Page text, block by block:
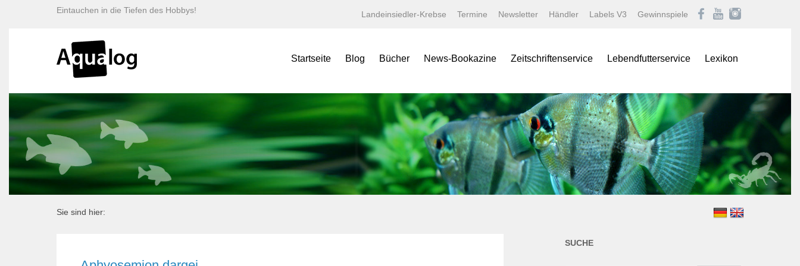
Eintauchen in die Tiefen des Hobbys! Landeinsiedler-Krebse Termine Newsletter Händler Labels V3 Gewinnspiele
Startseite Blog Bücher
Lexika
Specials
Minis
Jahrbücher
Terralog
Faltposter
News-Bookazine
Bildergalerien
Wissenschaftliche Texte
Linksammlung
Kaufen bei tierverliebt!
Zeitschriftenservice
AqualogNEWS
Aquaristik Fachmagazin
Aquaristik/Aquarium live
Bugs
Caridina
Datz
Garten & Teich Magazin
Lebendfutterservice Lexikon
Barben
Buntbarsche
Gartenteich
Goldfische und Koi
Krebse
Labyrinther
Sie sind hier:
SUCHE